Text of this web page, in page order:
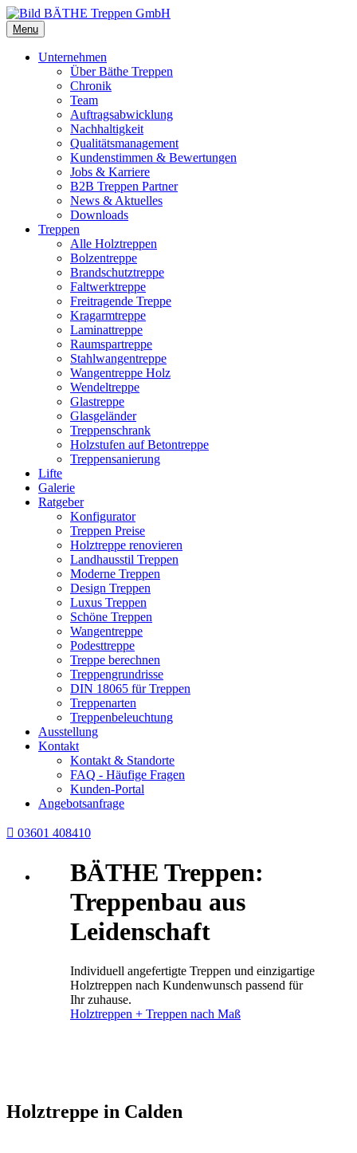
Menu
Unternehmen
Über Bäthe Treppen
Chronik
Team
Auftragsabwicklung
Nachhaltigkeit
Qualitätsmanagement
Kundenstimmen & Bewertungen
Jobs & Karriere
B2B Treppen Partner
News & Aktuelles
Downloads
Treppen
Alle Holztreppen
Bolzentreppe
Brandschutztreppe
Faltwerktreppe
Freitragende Treppe
Kragarmtreppe
Laminattreppe
Raumspartreppe
Stahlwangentreppe
Wangentreppe Holz
Wendeltreppe
Glastreppe
Glasgeländer
Treppenschrank
Holzstufen auf Betontreppe
Treppensanierung
Lifte
Galerie
Ratgeber
Konfigurator
Treppen Preise
Holztreppe renovieren
Landhausstil Treppen
Moderne Treppen
Design Treppen
Luxus Treppen
Schöne Treppen
Wangentreppe
Podesttreppe
Treppe berechnen
Treppengrundrisse
DIN 18065 für Treppen
Treppenarten
Treppenbeleuchtung
Ausstellung
Kontakt
Kontakt & Standorte
FAQ - Häufige Fragen
Kunden-Portal
Angebotsanfrage
 03601 408410
BÄTHE Treppen:
Treppenbau aus
Leidenschaft
Individuell angefertigte Treppen und einzigartige
Holztreppen nach Kundenwunsch passend für
Ihr zuhause.
Holztreppen + Treppen nach Maß
Holztreppe in Calden